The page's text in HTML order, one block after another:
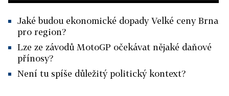
Jaké budou ekonomické dopady Velké ceny Brna
pro region?
Lze ze závodů MotoGP očekávat nějaké daňové
přínosy?
Není tu spíše důležitý politický kontext?